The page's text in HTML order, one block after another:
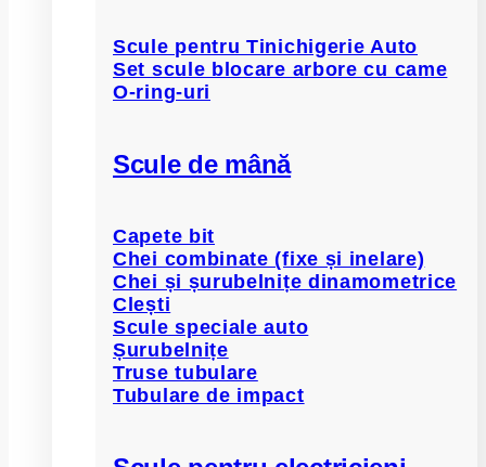
Scule pentru Tinichigerie Auto
Set scule blocare arbore cu came
O-ring-uri
Scule de mână
Capete bit
Chei combinate (fixe și inelare)
Chei și șurubelnițe dinamometrice
Clești
Scule speciale auto
Șurubelnițe
Truse tubulare
Tubulare de impact